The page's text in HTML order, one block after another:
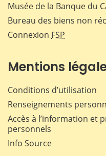
Musée de la Banque du
Bureau des biens non
Connexion FSP
Mentions
Conditions d’utilisation
Renseignements
Accès à l’information et
personnels
Info Source